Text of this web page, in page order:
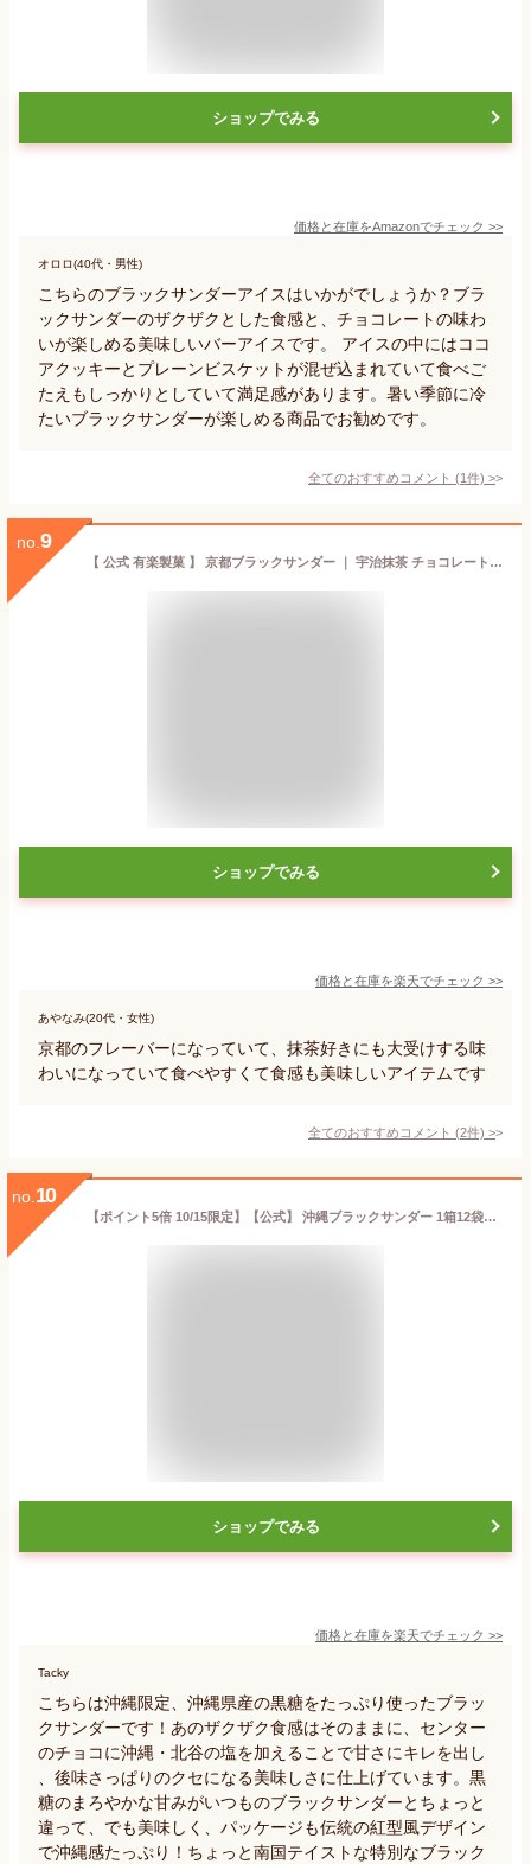
ショップでみる
価格と在庫をAmazonでチェック >>
オロロ(40代・男性)
こちらのブラックサンダーアイスはいかがでしょうか？ブラ
ックサンダーのザクザクとした食感と、チョコレートの味わ
いが楽しめる美味しいバーアイスです。 アイスの中にはココ
アクッキーとプレーンビスケットが混ぜ込まれていて食べご
たえもしっかりとしていて満足感があります。暑い季節に冷
たいブラックサンダーが楽しめる商品でお勧めです。
全てのおすすめコメント (1件) >
no. 9
【 公式 有楽製菓 】 京都ブラックサンダー ｜ 宇治抹茶 チョコレート 個包装 12袋入・20袋入・32袋入 地域限定 京都 土産 抹茶スイーツ お取り寄せ ブラックサンダー ギフト プレゼント 個別 包装 職場ばらまき 2026 バレンタイン ホワイトデー
ショップでみる
価格と在庫を楽天でチェック >>
あやなみ(20代・女性)
京都のフレーバーになっていて、抹茶好きにも大受けする味
わいになっていて食べやすくて食感も美味しいアイテムです
全てのおすすめコメント (2件) >
no. 10
【ポイント5倍 10/15限定】【公式】 沖縄ブラックサンダー 1箱12袋入 20袋入 地域限定 ブラックサンダー 沖縄 チョコ チョコレート ギフト プチギフト プレゼント スイーツ お菓子 ブラック サンダー 黒糖 お土産 個包装 箱 2025 チョコレート菓子 ハロウィン
ショップでみる
価格と在庫を楽天でチェック >>
Tacky
こちらは沖縄限定、沖縄県産の黒糖をたっぷり使ったブラッ
クサンダーです！あのザクザク食感はそのままに、センター
のチョコに沖縄・北谷の塩を加えることで甘さにキレを出し
、後味さっぱりのクセになる美味しさに仕上げています。黒
糖のまろやかな甘みがいつものブラックサンダーとちょっと
違って、でも美味しく、パッケージも伝統の紅型風デザイン
で沖縄感たっぷり！ちょっと南国テイストな特別なブラック